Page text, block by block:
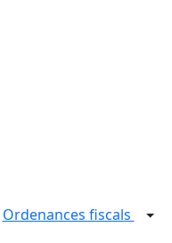
Ordenances fiscals